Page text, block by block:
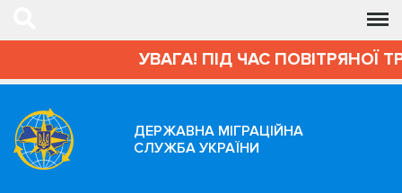
УВАГА! ПІД ЧАС ПОВІТРЯНОЇ
ДЕРЖАВНА МІГРАЦІЙНА
СЛУЖБА УКРАЇНИ